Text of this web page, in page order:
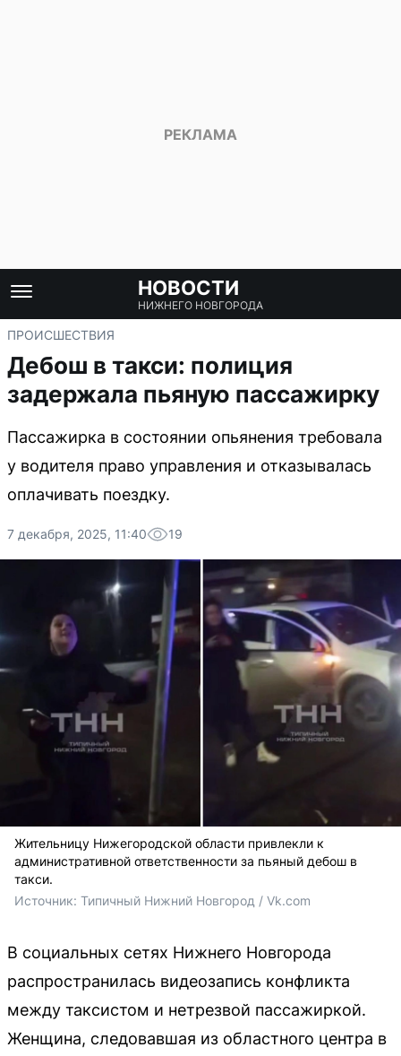
НОВОСТИ
НИЖНЕГО НОВГОРОДА
ПРОИСШЕСТВИЯ
Дебош в такси: полиция
задержала пьяную пассажирку
Пассажирка в состоянии опьянения требовала
у водителя право управления и отказывалась
оплачивать поездку.
7 декабря, 2025, 11:40 19
Жительницу Нижегородской области привлекли к
административной ответственности за пьяный дебош в
такси.
Источник: Типичный Нижний Новгород / Vk.com
В социальных сетях Нижнего Новгорода
распространилась видеозапись конфликта
между таксистом и нетрезвой пассажиркой.
Женщина, следовавшая из областного центра в